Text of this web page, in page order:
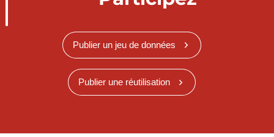
Publier un jeu de données
Publier une réutilisation